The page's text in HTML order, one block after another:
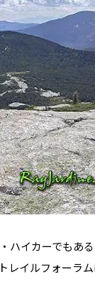
ハイカーでもあ
イルフォーラ